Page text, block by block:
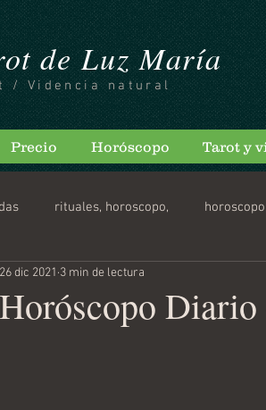
de Luz María
/ Videncia natural
Precio Horóscopo Tarot y
rituales, horoscopo, horoscopo
para bloguear Horoscopo Diario
Horóscopo
26 dic 2021 3 min de lectura